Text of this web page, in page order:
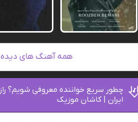
همه آهنگ های
چطور سریع خواننده معروفی شویم؟
ایران | کاشان موزیک